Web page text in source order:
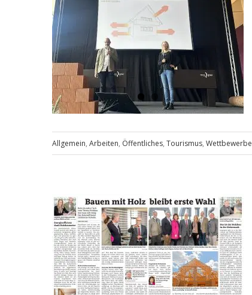
2025
Allgemein, Arbeiten, Öffentliches, Tourismus, Wettbewerbe